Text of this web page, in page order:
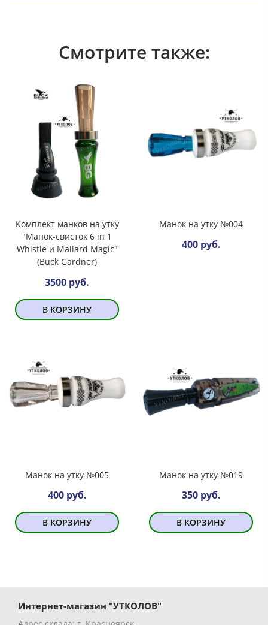
Смотрите также:
Комплект манков на утку
"Манок-свисток 6 in 1
Whistle и Mallard Magic"
(Buck Gardner)
3500 руб.
В КОРЗИНУ
Манок на утку №004
400 руб.
Манок на утку №005
400 руб.
В КОРЗИНУ
Манок на утку №019
350 руб.
В КОРЗИНУ
Интернет-магазин "УТКОЛОВ"